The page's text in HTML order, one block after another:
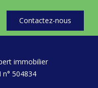
Contactez-nous
immobilier
n° 504834